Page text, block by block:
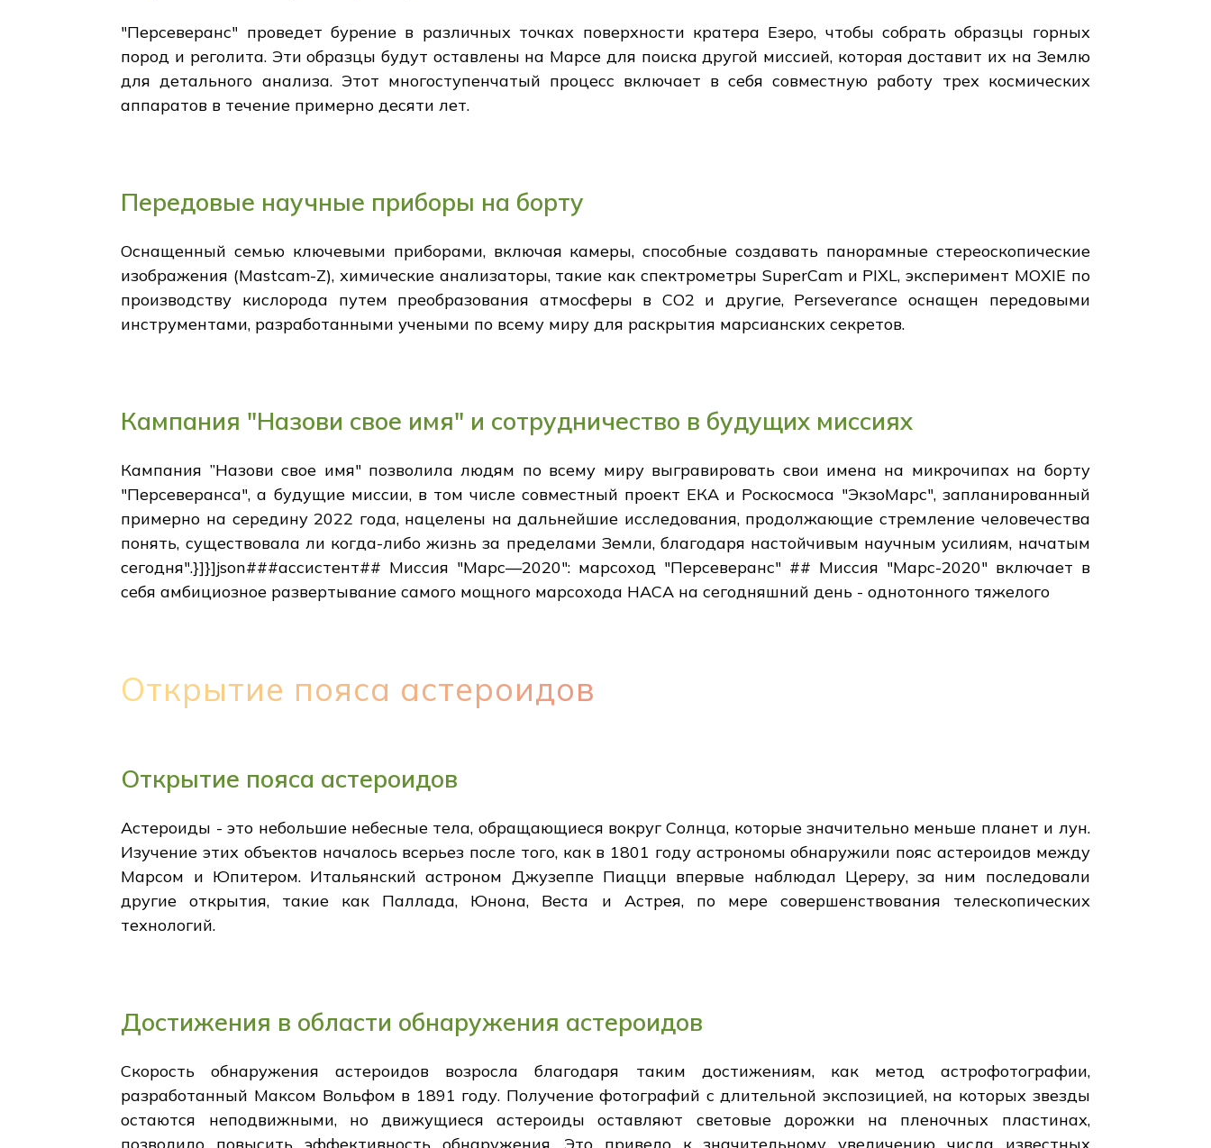
"Персеверанс" проведет бурение в различных точках поверхности кратера Езеро, чтобы собрать образцы горных
пород и реголита. Эти образцы будут оставлены на Марсе для поиска другой миссией, которая доставит их на Землю
для детального анализа. Этот многоступенчатый процесс включает в себя совместную работу трех космических
аппаратов в течение примерно десяти лет.
Передовые научные приборы на борту
Оснащенный семью ключевыми приборами, включая камеры, способные создавать панорамные стереоскопические
изображения (Mastcam-Z), химические анализаторы, такие как спектрометры SuperCam и PIXL, эксперимент MOXIE по
производству кислорода путем преобразования атмосферы в CO2 и другие, Perseverance оснащен передовыми
инструментами, разработанными учеными по всему миру для раскрытия марсианских секретов.
Кампания "Назови свое имя" и сотрудничество в будущих миссиях
Кампания ”Назови свое имя" позволила людям по всему миру выгравировать свои имена на микрочипах на борту
"Персеверанса", а будущие миссии, в том числе совместный проект ЕКА и Роскосмоса "ЭкзоМарс", запланированный
примерно на середину 2022 года, нацелены на дальнейшие исследования, продолжающие стремление человечества
понять, существовала ли когда-либо жизнь за пределами Земли, благодаря настойчивым научным усилиям, начатым
сегодня".}]}]json###ассистент## Миссия "Марс—2020": марсоход "Персеверанс" ## Миссия "Марс-2020" включает в
себя амбициозное развертывание самого мощного марсохода НАСА на сегодняшний день - однотонного тяжелого
Открытие пояса астероидов
Открытие пояса астероидов
Астероиды - это небольшие небесные тела, обращающиеся вокруг Солнца, которые значительно меньше планет и лун.
Изучение этих объектов началось всерьез после того, как в 1801 году астрономы обнаружили пояс астероидов между
Марсом и Юпитером. Итальянский астроном Джузеппе Пиацци впервые наблюдал Цереру, за ним последовали
другие открытия, такие как Паллада, Юнона, Веста и Астрея, по мере совершенствования телескопических
технологий.
Достижения в области обнаружения астероидов
Скорость обнаружения астероидов возросла благодаря таким достижениям, как метод астрофотографии,
разработанный Максом Вольфом в 1891 году. Получение фотографий с длительной экспозицией, на которых звезды
остаются неподвижными, но движущиеся астероиды оставляют световые дорожки на пленочных пластинах,